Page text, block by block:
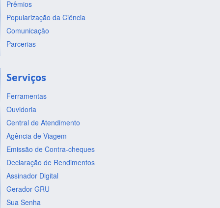
Prêmios
Popularização da Ciência
Comunicação
Parcerias
Serviços
Ferramentas
Ouvidoria
Central de Atendimento
Agência de Viagem
Emissão de Contra-cheques
Declaração de Rendimentos
Assinador Digital
Gerador GRU
Sua Senha